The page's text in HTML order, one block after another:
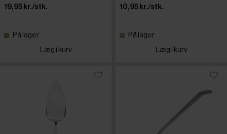
19,95 kr./stk.
På lager
Læg i kurv
10,95 kr./stk.
På lager
Læg i kurv